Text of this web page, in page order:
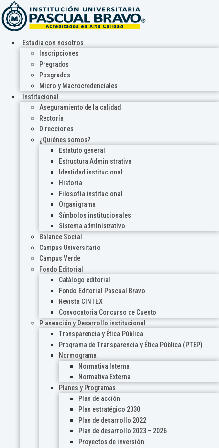
Estudia con nosotros
Inscripciones
Pregrados
Posgrados
Micro y Macrocredenciales
Institucional
Aseguramiento de la calidad
Rectoría
Direcciones
¿Quiénes somos?
Estatuto general
Estructura Administrativa
Identidad institucional
Historia
Filosofía institucional
Organigrama
Símbolos institucionales
Sistema administrativo
Balance Social
Campus Universitario
Campus Verde
Fondo Editorial
Catálogo editorial
Fondo Editorial Pascual Bravo
Revista CINTEX
Convocatoria Concurso de Cuento
Planeación y Desarrollo institucional
Transparencia y Ética Pública
Programa de Transparencia y Ética Pública (PTEP)
Normograma
Normativa Interna
Normativa Externa
Planes y Programas
Plan de acción
Plan estratégico 2030
Plan de desarrollo 2022
Plan de desarrollo 2023 – 2026
Proyectos de inversión